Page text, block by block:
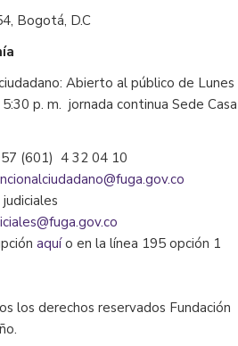
Bogotá, D.C
Abierto al público de Lunes
p. m. jornada continua Sede Casa
(601) 4 32 04 10
aquío en la línea 195 opción 1
los derechos reservados Fundación